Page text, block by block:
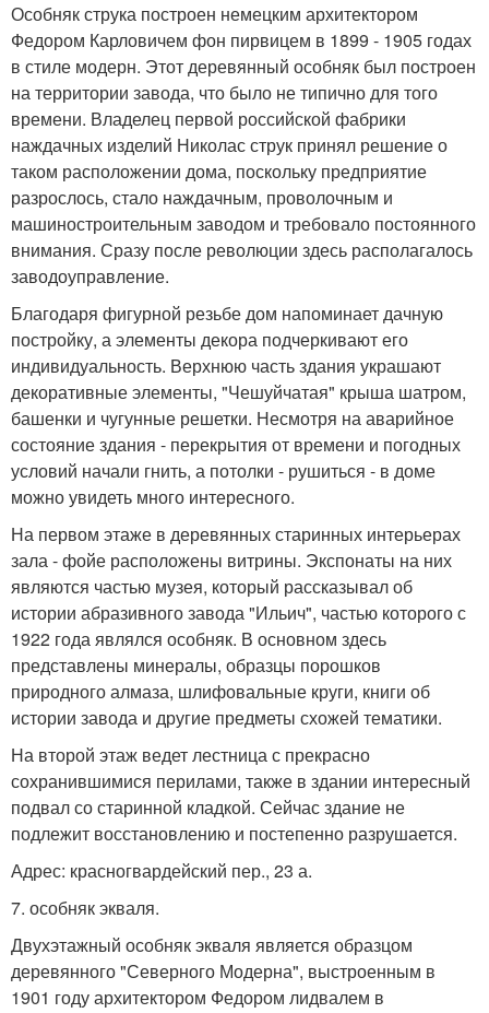
Особняк струка построен немецким архитектором
Федором Карловичем фон пирвицем в 1899 - 1905 годах
в стиле модерн. Этот деревянный особняк был построен
на территории завода, что было не типично для того
времени. Владелец первой российской фабрики
наждачных изделий Николас струк принял решение о
таком расположении дома, поскольку предприятие
разрослось, стало наждачным, проволочным и
машиностроительным заводом и требовало постоянного
внимания. Сразу после революции здесь располагалось
заводоуправление.
Благодаря фигурной резьбе дом напоминает дачную
постройку, а элементы декора подчеркивают его
индивидуальность. Верхнюю часть здания украшают
декоративные элементы, "Чешуйчатая" крыша шатром,
башенки и чугунные решетки. Несмотря на аварийное
состояние здания - перекрытия от времени и погодных
условий начали гнить, а потолки - рушиться - в доме
можно увидеть много интересного.
На первом этаже в деревянных старинных интерьерах
зала - фойе расположены витрины. Экспонаты на них
являются частью музея, который рассказывал об
истории абразивного завода "Ильич", частью которого с
1922 года являлся особняк. В основном здесь
представлены минералы, образцы порошков
природного алмаза, шлифовальные круги, книги об
истории завода и другие предметы схожей тематики.
На второй этаж ведет лестница с прекрасно
сохранившимися перилами, также в здании интересный
подвал со старинной кладкой. Сейчас здание не
подлежит восстановлению и постепенно разрушается.
Адрес: красногвардейский пер., 23 а.
7. особняк экваля.
Двухэтажный особняк экваля является образцом
деревянного "Северного Модерна", выстроенным в
1901 году архитектором Федором лидвалем в